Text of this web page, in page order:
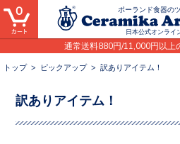
ポーランド食器の
日本公式オンライ
通常送料880円/11,000円以上
0
トップ> ピックアップ> 訳ありアイテム！
訳ありアイテム！